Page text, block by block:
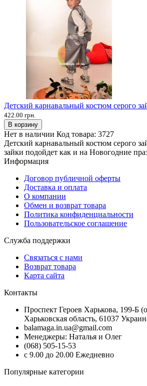
Детский карнавальный костюм серого
422.00 грн.
В корзину
Нет в наличии Код товара: 3727
Детский карнавальный костюм серого
зайки подойдет как и на Новогодние
Информация
Договор публичной оферты
Доставка и оплата
О компании
Обмен и возврат товара
Политика конфиденциальности
Пользовательское соглашение
Служба поддержки
Связаться с нами
Возврат товара
Карта сайта
Контакты
Проспект Героев Харькова, 199-Б
Харьковская область, 61037
balamaga.in.ua@gmail.com
Менеджеры: Наталья и Олег
(068) 505-15-53
с 9.00 до 20.00 Ежедневно
Популярные категории